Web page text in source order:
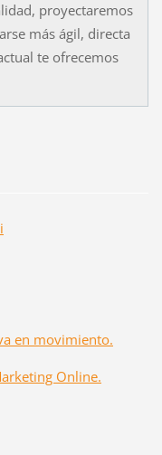
proyectaremos
más ágil, directa
te ofrecemos
en movimiento.
Online.